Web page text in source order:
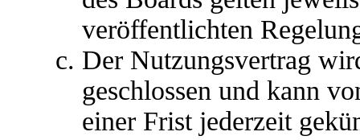
veröffentlichten
Der Nutzungsvertrag
geschlossen und kann
einer Frist jederzeit